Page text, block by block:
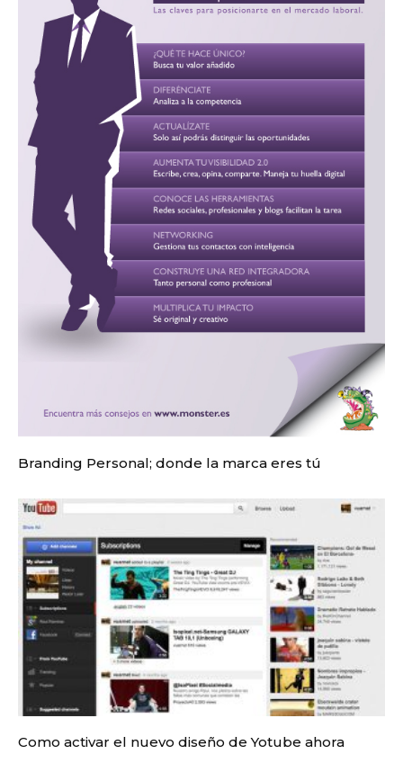
Branding Personal; donde la marca eres tú
Como activar el nuevo diseño de Yotube ahora